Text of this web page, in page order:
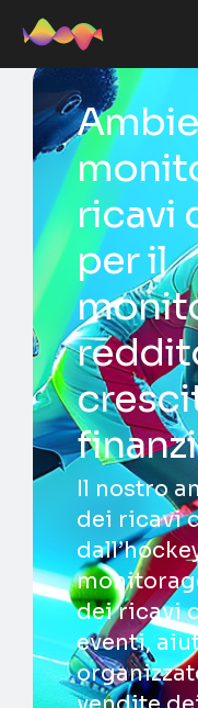
ricavi
per il
Il nostro
dei ricavi
dei ricavi
eventi,